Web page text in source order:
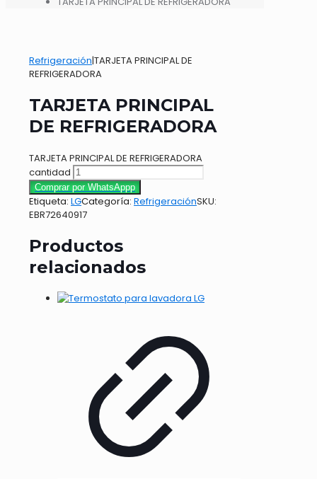
Refrigeración|TARJETA PRINCIPAL DE
REFRIGERADORA
TARJETA PRINCIPAL
DE REFRIGERADORA
TARJETA PRINCIPAL DE REFRIGERADORA
cantidad
Comprar por WhatsAppp
Etiqueta: LGCategoría: RefrigeraciónSKU:
EBR72640917
Productos
relacionados